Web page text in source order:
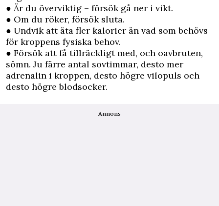
● Är du överviktig – försök gå ner i vikt.
● Om du röker, försök sluta.
● Undvik att äta fler kalorier än vad som behövs
för kroppens fysiska behov.
● Försök att få tillräckligt med, och oavbruten,
sömn. Ju färre antal sovtimmar, desto mer
adrenalin i kroppen, desto högre vilopuls och
desto högre blodsocker.
Annons